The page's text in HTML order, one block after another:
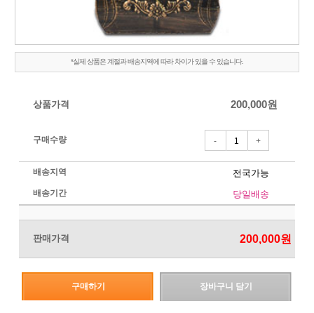
*실제 상품은 계절과 배송지역에 따라 차이가 있을 수 있습니다.
상품가격 200,000원
구매수량 - +
배송지역 전국가능
배송기간 당일배송
판매가격 200,000원
구매하기 장바구니 담기